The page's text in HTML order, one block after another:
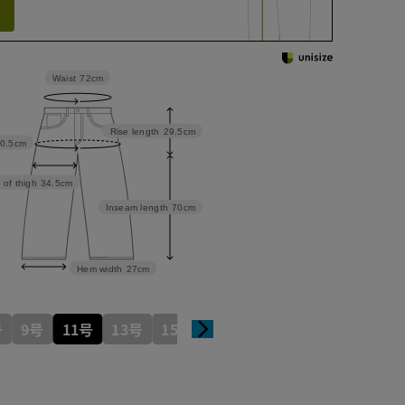
Inseam length 70cm
Rise length 29.5cm
Hem width 27cm
of thigh 34.5cm
Waist 72cm
9号 11号 13号 15号